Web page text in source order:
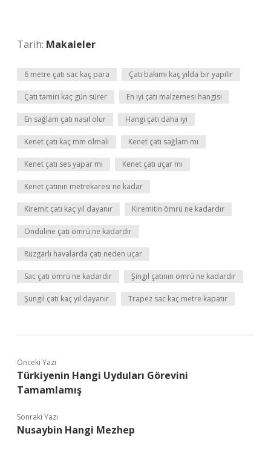
Tarih: Makaleler
6 metre çatı sac kaç para Çatı bakımı kaç yılda bir yapılır
Çatı tamiri kaç gün sürer En iyi çatı malzemesi hangisi
En sağlam çatı nasıl olur Hangi çatı daha iyi
Kenet çatı kaç mm olmalı Kenet çatı sağlam mı
Kenet çatı ses yapar mı Kenet çatı uçar mı
Kenet çatının metrekaresi ne kadar
Kiremit çatı kaç yıl dayanır Kiremitin ömrü ne kadardır
Onduline çatı ömrü ne kadardır
Rüzgarlı havalarda çatı neden uçar
Sac çatı ömrü ne kadardır Şingıl çatının ömrü ne kadardır
Şungıl çatı kaç yıl dayanır Trapez sac kaç metre kapatır
Önceki Yazı
Türkiyenin Hangi Uyduları Görevini
Tamamlamış
Sonraki Yazı
Nusaybin Hangi Mezhep